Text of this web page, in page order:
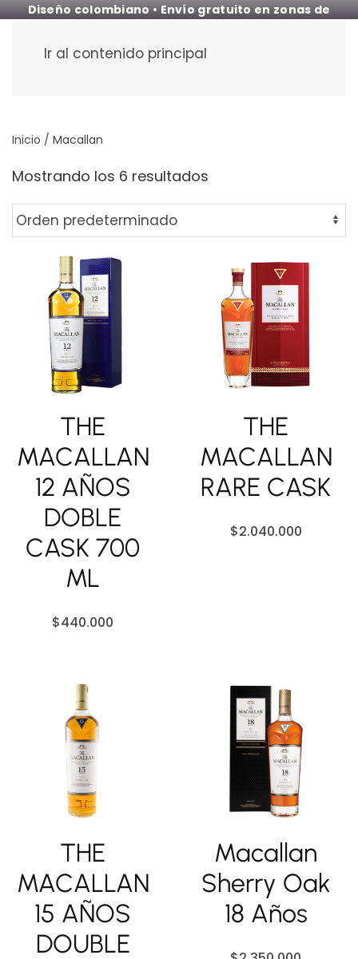
Diseño colombiano • Envío gratuito en zonas de
Ir al contenido principal
Inicio / Macallan
Mostrando los 6 resultados
THE
MACALLAN
12 AÑOS
DOBLE
CASK 700
ML
$440.000
THE
MACALLAN
RARE CASK
$2.040.000
THE
MACALLAN
15 AÑOS
DOUBLE
Macallan
Sherry Oak
18 Años